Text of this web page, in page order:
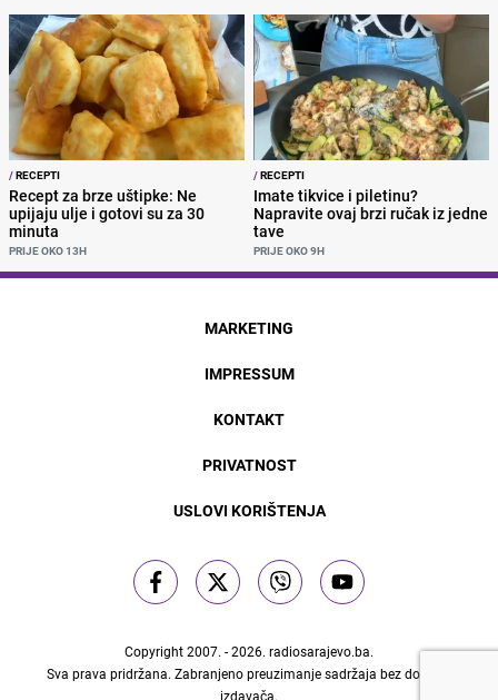
/RECEPTI
Recept za brze uštipke: Ne
upijaju ulje i gotovi su za 30
minuta
PRIJE OKO 13H
/RECEPTI
Imate tikvice i piletinu?
Napravite ovaj brzi ručak iz jedne
tave
PRIJE OKO 9H
MARKETING
IMPRESSUM
KONTAKT
PRIVATNOST
USLOVI KORIŠTENJA
Copyright 2007. - 2026. radiosarajevo.ba.
Sva prava pridržana. Zabranjeno preuzimanje sadržaja bez dozvole
izdavača.